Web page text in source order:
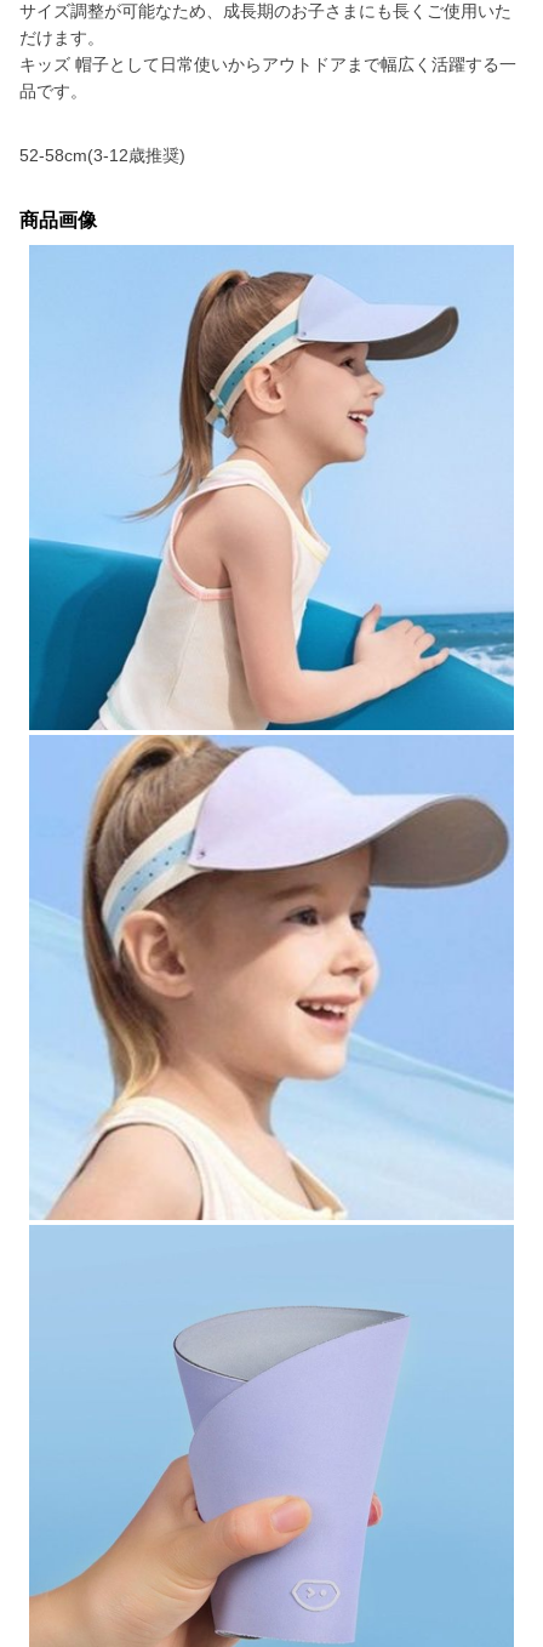
サイズ調整が可能なため、成長期のお子さまにも長くご使用いた
だけます。
キッズ 帽子として日常使いからアウトドアまで幅広く活躍する一
品です。
52-58cm(3-12歳推奨)
商品画像